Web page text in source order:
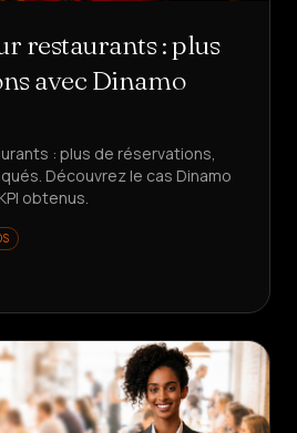
restaurants : plus
avec Dinamo
: plus de réservations,
Découvrez le cas Dinamo
obtenus.